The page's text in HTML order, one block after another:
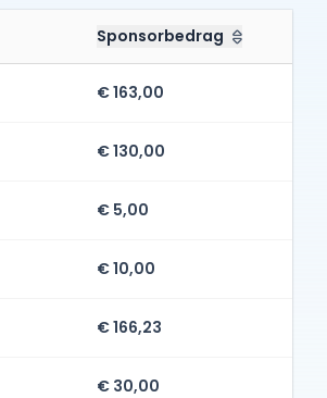
Sponsorbedrag
€ 163,00
€ 130,00
€ 5,00
€ 10,00
€ 166,23
€ 30,00